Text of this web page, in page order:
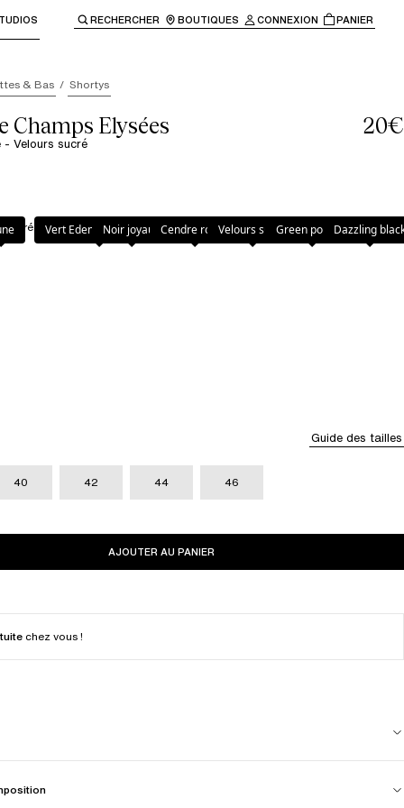
à la navigation principale.
RECHERCHER BOUTIQUES CONNEXION PANIER
& Bas Shortys
Champs Elysées
Velours sucré
20€
sucré Vert Eden Multicolore
Noir joyaux Cendre roséeVelours sucréGreen powderDazzling
Guide des tailles
40 42 44 46
AJOUTER AU PANIER
chez vous !